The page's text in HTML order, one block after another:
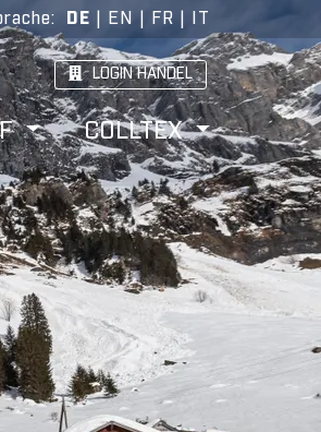
: DE EN FR IT
LOGIN HANDEL
COLLTEX